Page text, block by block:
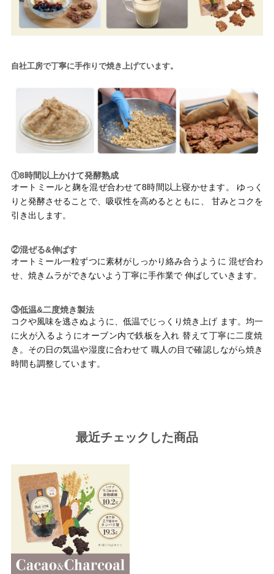
自社工房で丁寧に手作りで焼き上げています。
①8時間以上かけて発酵熟成
オートミールと麹を混ぜ合わせて8時間以上寝かせます。 ゆっく
りと発酵させることで、吸収性を高めるとともに、 甘みとコクを
引き出します。
②混ぜる&伸ばす
オートミール一粒ずつに素材がしっかり絡み合うように 混ぜ合わ
せ、焼きムラができないよう丁寧に手作業で 伸ばしていきます。
③低温&二度焼き製法
コクや風味を逃さぬように、低温でじっくり焼き上げ ます。均一
に火が入るようにオーブン内で鉄板を入れ 替えて丁寧に二度焼
き。その日の気温や湿度に合わせて 職人の目で確認しながら焼き
時間も調整しています。
最近チェックした商品